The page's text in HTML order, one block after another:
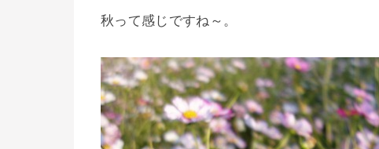
秋って感じですね～。